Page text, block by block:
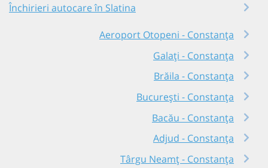
Închirieri autocare în Slatina
Aeroport Otopeni - Constanța
Galați - Constanța
Brăila - Constanța
București - Constanța
Bacău - Constanța
Adjud - Constanța
Târgu Neamț - Constanța